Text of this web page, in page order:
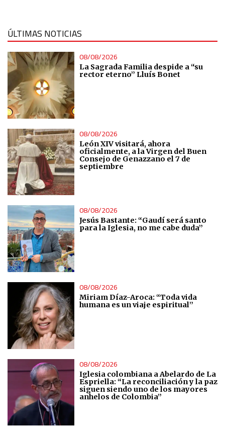
ÚLTIMAS NOTICIAS
08/08/2026
La Sagrada Familia despide a “su
rector eterno” Lluís Bonet
08/08/2026
León XIV visitará, ahora
oficialmente, a la Virgen del Buen
Consejo de Genazzano el 7 de
septiembre
08/08/2026
Jesús Bastante: “Gaudí será santo
para la Iglesia, no me cabe duda”
08/08/2026
Miriam Díaz-Aroca: “Toda vida
humana es un viaje espiritual”
08/08/2026
Iglesia colombiana a Abelardo de La
Espriella: “La reconciliación y la paz
siguen siendo uno de los mayores
anhelos de Colombia”